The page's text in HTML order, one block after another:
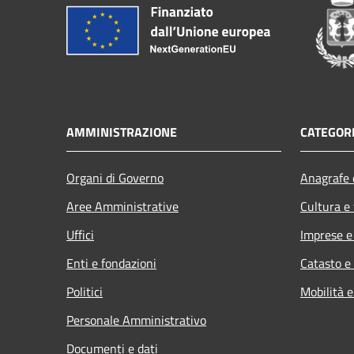
AMMINISTRAZIONE
Organi di Governo
Aree Amministrative
Uffici
Enti e fondazioni
Politici
Personale Amministrativo
Documenti e dati
Cultura
Imprese
Catasto
Mobilità